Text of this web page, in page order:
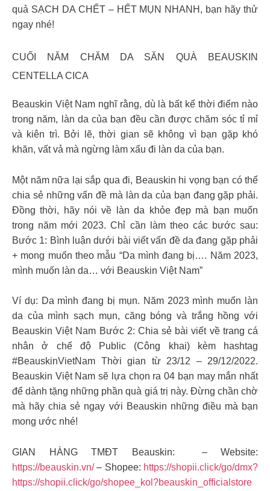
quả SẠCH DA CHẾT – HẾT MỤN NHANH, bạn hãy thử
ngay nhé!
CUỐI NĂM CHĂM DA SĂN QUÀ BEAUSKIN
CENTELLA CICA
Beauskin Việt Nam nghĩ rằng, dù là bất kể thời điểm nào
trong năm, làn da của bạn đều cần được chăm sóc tỉ mỉ
và kiên trì. Bởi lẽ, thời gian sẽ không vì bạn gặp khó
khăn, vất vả mà ngừng làm xấu đi làn da của bạn.
Một năm nữa lại sắp qua đi, Beauskin hi vọng bạn có thể
chia sẻ những vấn đề mà làn da của bạn đang gặp phải.
Đồng thời, hãy nói về làn da khỏe đẹp mà bạn muốn
trong năm mới 2023. Chỉ cần làm theo các bước sau:
Bước 1: Bình luận dưới bài viết vấn đề da đang gặp phải
+ mong muốn theo mẫu “Da mình đang bị…. Năm 2023,
mình muốn làn da… với Beauskin Việt Nam”
Ví dụ: Da mình đang bị mụn. Năm 2023 mình muốn làn
da của mình sạch mụn, căng bóng và trắng hồng với
Beauskin Việt Nam Bước 2: Chia sẻ bài viết về trang cá
nhân ở chế độ Public (Công khai) kèm hashtag
#BeauskinVietNam Thời gian từ 23/12 – 29/12/2022.
Beauskin Việt Nam sẽ lựa chọn ra 04 bạn may mắn nhất
để dành tặng những phần quà giá trị này. Đừng chần chờ
mà hãy chia sẻ ngay với Beauskin những điều mà bạn
mong ước nhé!
GIAN HÀNG TMĐT Beauskin: – Website:
https://beauskin.vn/– Shopee: https://shopii.click/go/dmx?
https://shopii.click/go/shopee_kol?beauskin_officialstore